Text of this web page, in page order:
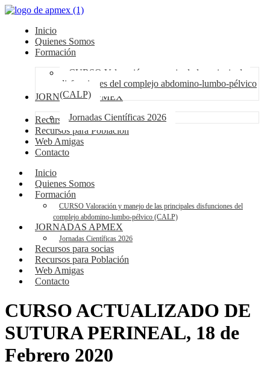
Inicio
Quienes Somos
Formación
CURSO Valoración y manejo de las principales
disfunciones del complejo abdomino-lumbo-pélvico
(CALP)
JORNADAS APMEX
Jornadas Científicas 2026
Recursos para socias
Recursos para Población
Web Amigas
Contacto
Inicio
Quienes Somos
Formación
CURSO Valoración y manejo de las principales disfunciones del
complejo abdomino-lumbo-pélvico (CALP)
JORNADAS APMEX
Jornadas Científicas 2026
Recursos para socias
Recursos para Población
Web Amigas
Contacto
CURSO ACTUALIZADO DE
SUTURA PERINEAL, 18 de
Febrero 2020